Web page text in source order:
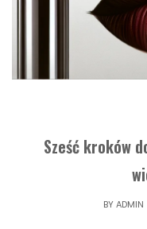
Sześć kroków
BYADMIN